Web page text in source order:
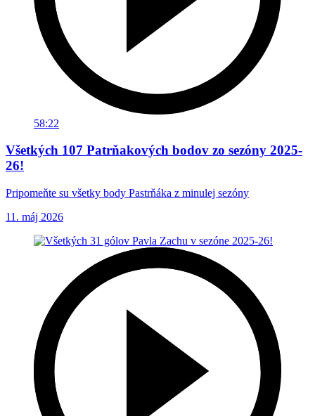
58:22
Všetkých 107 Patrňakových bodov zo sezóny 2025-
26!
Pripomeňte su všetky body Pastrňáka z minulej sezóny
11. máj 2026